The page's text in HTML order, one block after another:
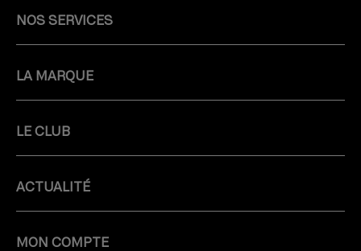
NOS SERVICES
LA MARQUE
LE CLUB
ACTUALITÉ
MON COMPTE